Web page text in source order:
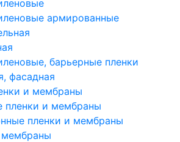
армированные
барьерные пленки
фасадная
и мембраны
пленки и мембраны
пленки и мембраны